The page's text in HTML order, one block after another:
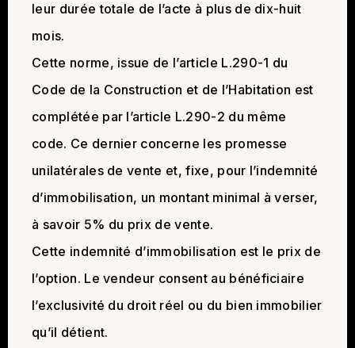
leur durée totale de l’acte à plus de dix-huit
mois.
Cette norme, issue de l’article L.290-1 du
Code de la Construction et de l’Habitation est
complétée par l’article L.290-2 du même
code. Ce dernier concerne les promesse
unilatérales de vente et, fixe, pour l’indemnité
d’immobilisation, un montant minimal à verser,
à savoir 5% du prix de vente.
Cette indemnité d’immobilisation est le prix de
l’option. Le vendeur consent au bénéficiaire
l’exclusivité du droit réel ou du bien immobilier
qu’il détient.